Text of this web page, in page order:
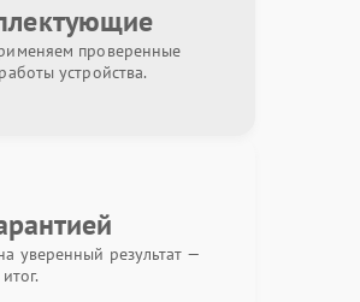
проверенные
устройства.
уверенный результат —